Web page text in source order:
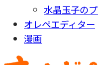
水晶玉子の
オレペエディター
漫画